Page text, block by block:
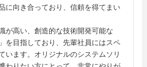
に向き合っており、信頼を得てまい
が高い、創造的な技術開発可能な
を目指しており、先輩社員にはスペ
います。オリジナルのシステムソリ